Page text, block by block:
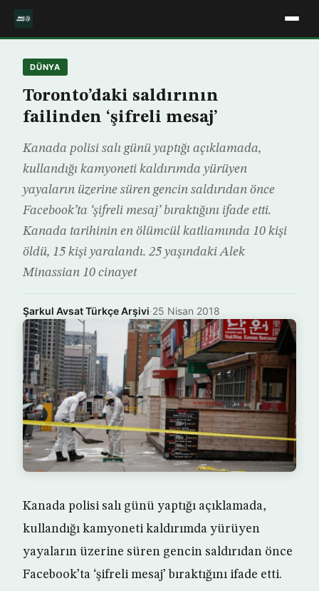
DÜNYA
Toronto’daki saldırının
failinden ‘şifreli mesaj’
Kanada polisi salı günü yaptığı açıklamada,
kullandığı kamyoneti kaldırımda yürüyen
yayaların üzerine süren gencin saldırıdan önce
Facebook’ta ‘şifreli mesaj’ bıraktığını ifade etti.
Kanada tarihinin en ölümcül katliamında 10 kişi
öldü, 15 kişi yaralandı. 25 yaşındaki Alek
Minassian 10 cinayet
Şarkul Avsat Türkçe Arşivi·25 Nisan 2018
Kanada polisi salı günü yaptığı açıklamada,
kullandığı kamyoneti kaldırımda yürüyen
yayaların üzerine süren gencin saldırıdan önce
Facebook’ta ‘şifreli mesaj’ bıraktığını ifade etti.